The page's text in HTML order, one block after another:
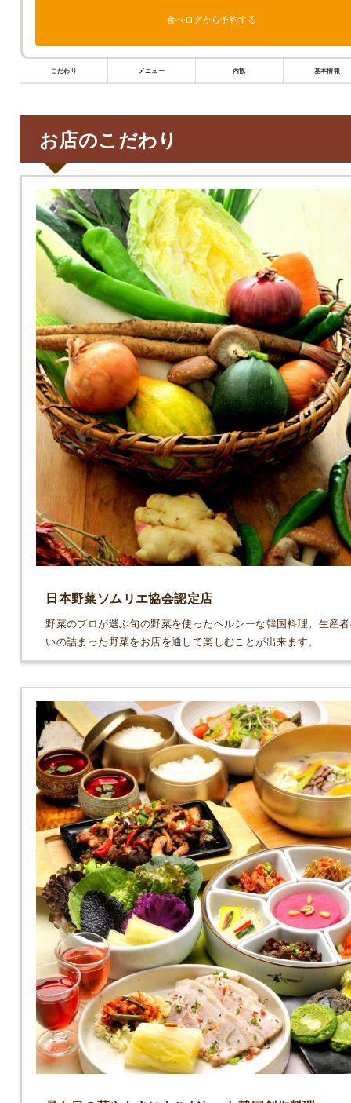
こだわり メニュー 内観 基本情報
食べログから予約する
お店のこだわり
日本野菜ソムリエ協会認定店
野菜のプロが選ぶ旬の野菜を使ったヘルシーな韓国料理。生産
いの詰まった野菜をお店を通して楽しむことが出来ます。